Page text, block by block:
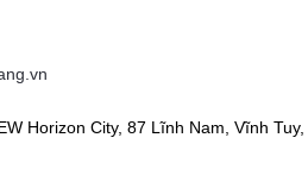
thể:
tiết, nhạc nền thư giãn trong 5
thể dục cho các em giờ ra chơi
Horizon City, 87 Lĩnh Nam, Vĩnh